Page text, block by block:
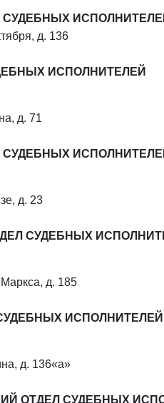
д. 136
ИСПОЛНИТЕЛЕЙ
д. 71
д. 23
СУДЕБНЫХ
Маркса, д. 185
ИСПОЛНИТЕЛЕЙ
д. 136«а»
ОТДЕЛ СУДЕБНЫХ